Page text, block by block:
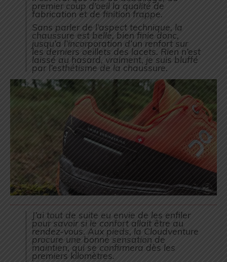
premier coup d’oeil la qualité de
fabrication et de finition frappe.
Sans parler de l’aspect technique, la
chaussure est belle, bien finie donc,
jusqu’a l’incorporation d’un renfort sur
les derniers oeillets des lacets. Rien n’est
laissé au hasard, vraiment, je suis bluffé
par l’esthétisme de la chaussure.
J’ai tout de suite eu envie de les enfiler
pour savoir si le confort allait être au
rendez-vous. Aux pieds, la Cloudventure
procure une bonne sensation de
maintien, qui se confirmera dès les
premiers kilomètres.